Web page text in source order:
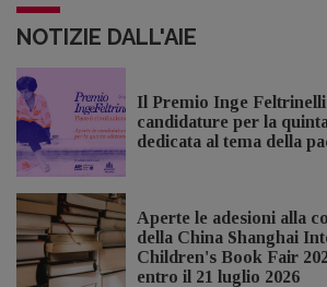
NOTIZIE DALL'AIE
Il Premio Inge
candidature per la
dedicata al tema della
Aperte le adesioni alla
della China Shanghai
Children's Book Fair
entro il 21 luglio 2026